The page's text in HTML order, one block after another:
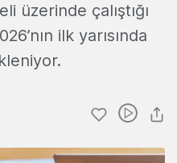
üzerinde çalıştığı
ilk yarısında